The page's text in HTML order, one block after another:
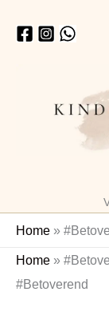
naar
Home »
Home »
#Betoverend